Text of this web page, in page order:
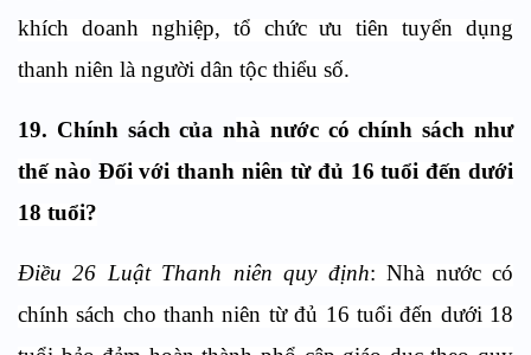
khích doanh nghiệp, tổ chức ưu tiên tuyển dụng
thanh niên là người dân tộc thiểu số.
19. Chính sách của nhà nước có chính sách như
thế nào Đối với thanh niên từ đủ 16 tuổi đến dưới
18 tuổi?
Điều 26 Luật Thanh niên quy định: Nhà nước có
chính sách cho thanh niên từ đủ 16 tuổi đến dưới 18